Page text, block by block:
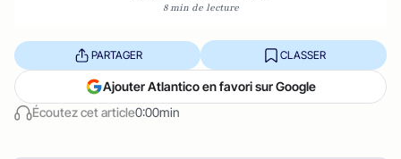
8 min de lecture
Écoutez cet article0:00min
PARTAGER CLASSER
Ajouter Atlantico en favori sur Google